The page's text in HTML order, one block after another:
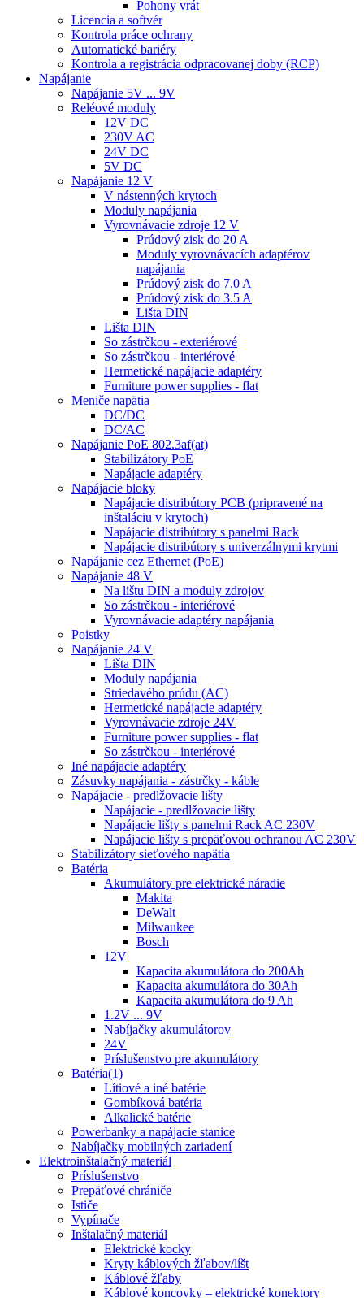
Pohony vrát
Licencia a softvér
Kontrola práce ochrany
Automatické bariéry
Kontrola a registrácia odpracovanej doby (RCP)
Napájanie
Napájanie 5V ... 9V
Reléové moduly
12V DC
230V AC
24V DC
5V DC
Napájanie 12 V
V nástenných krytoch
Moduly napájania
Vyrovnávacie zdroje 12 V
Prúdový zisk do 20 A
Moduly vyrovnávacích adaptérov
napájania
Prúdový zisk do 7.0 A
Prúdový zisk do 3.5 A
Lišta DIN
Lišta DIN
So zástrčkou - exteriérové
So zástrčkou - interiérové
Hermetické napájacie adaptéry
Furniture power supplies - flat
Meniče napätia
DC/DC
DC/AC
Napájanie PoE 802.3af(at)
Stabilizátory PoE
Napájacie adaptéry
Napájacie bloky
Napájacie distribútory PCB (pripravené na
inštaláciu v krytoch)
Napájacie distribútory s panelmi Rack
Napájacie distribútory s univerzálnymi krytmi
Napájanie cez Ethernet (PoE)
Napájanie 48 V
Na lištu DIN a moduly zdrojov
So zástrčkou - interiérové
Vyrovnávacie adaptéry napájania
Poistky
Napájanie 24 V
Lišta DIN
Moduly napájania
Striedavého prúdu (AC)
Hermetické napájacie adaptéry
Vyrovnávacie zdroje 24V
Furniture power supplies - flat
So zástrčkou - interiérové
Iné napájacie adaptéry
Zásuvky napájania - zástrčky - káble
Napájacie - predlžovacie lišty
Napájacie - predlžovacie lišty
Napájacie lišty s panelmi Rack AC 230V
Napájacie lišty s prepäťovou ochranou AC 230V
Stabilizátory sieťového napätia
Batéria
Akumulátory pre elektrické náradie
Makita
DeWalt
Milwaukee
Bosch
12V
Kapacita akumulátora do 200Ah
Kapacita akumulátora do 30Ah
Kapacita akumulátora do 9 Ah
1.2V ... 9V
Nabíjačky akumulátorov
24V
Príslušenstvo pre akumulátory
Batéria(1)
Lítiové a iné batérie
Gombíková batéria
Alkalické batérie
Powerbanky a napájacie stanice
Nabíjačky mobilných zariadení
Elektroinštalačný materiál
Príslušenstvo
Prepäťové chrániče
Ističe
Vypínače
Inštalačný materiál
Elektrické kocky
Kryty káblových žľabov/líšt
Káblové žľaby
Káblové koncovky – elektrické konektory